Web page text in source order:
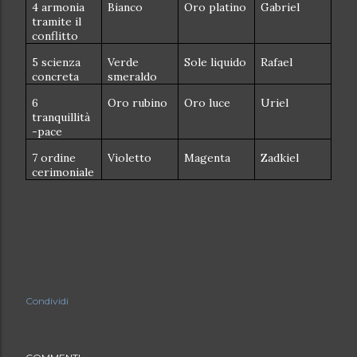
4 armonia
tramite il
conflitto
Bianco Oro platino Gabriel
5 scienza
concreta
Verde
smeraldo
Sole liquido Rafael
6
tranquillità
-pace
Oro rubino Oro luce Uriel
7 ordine
cerimoniale
Violetto Magenta Zadkiel
Condividi